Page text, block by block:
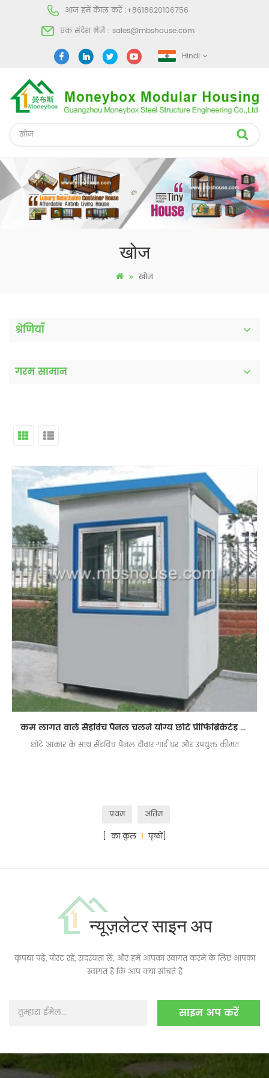
आज हमें कॅाल करें :+8618620106756
एक संदेश भेजें : sales@mbshouse.com
Hindi
खोज
खोज
श्रेणियाँ
गरम सामान
कम लागत वाले सैंडविच पैनल चलने योग्य छोटे प्रीफिब्रिकेटेड गार्ड हाउस
छोटे आकार के साथ सैंडविच पैनल दीवार गार्ड घर और उपयुक्त कीमत
प्रथम
अंतिम
[ का कुल 1 पृष्ठों]
न्यूज़लेटर साइन अप
कृपया पढ़ें, पोस्ट रहें, सदस्यता लें, और हमें आपका स्वागत करने के लिए आपका
स्वागत है कि आप क्या सोचते हैं